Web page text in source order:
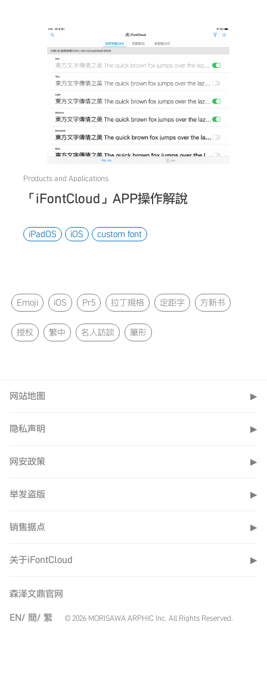
Products and Applications
「iFontCloud」APP操作解說
iPadOS iOS custom font
Emoji iOS Pr5 拉丁規格 定距字 方新书
授权 繁中 名人訪談 筆形
网站地图 ▶
隐私声明 ▶
网安政策 ▶
举发盗版 ▶
销售据点 ▶
关于iFontCloud ▶
森泽文鼎官网
EN/ 簡/ 繁 © 2026 MORISAWA ARPHIC Inc. All Rights Reserved.